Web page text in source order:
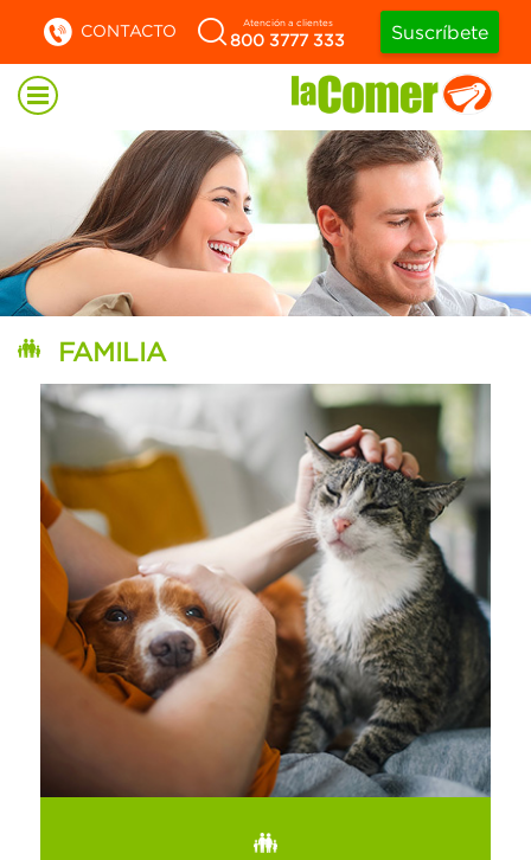
CONTACTO Atención a clientes
800 3777 333 Suscríbete
FAMILIA